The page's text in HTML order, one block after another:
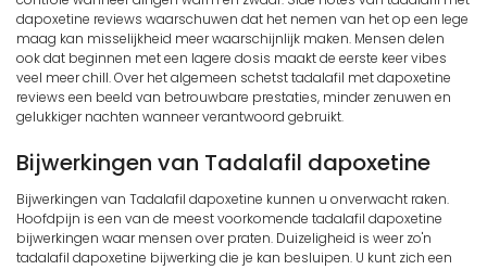
dapoxetine reviews waarschuwen dat het nemen van het op een lege
maag kan misselijkheid meer waarschijnlijk maken. Mensen delen
ook dat beginnen met een lagere dosis maakt de eerste keer vibes
veel meer chill. Over het algemeen schetst tadalafil met dapoxetine
reviews een beeld van betrouwbare prestaties, minder zenuwen en
gelukkiger nachten wanneer verantwoord gebruikt.
Bijwerkingen van Tadalafil dapoxetine
Bijwerkingen van Tadalafil dapoxetine kunnen u onverwacht raken.
Hoofdpijn is een van de meest voorkomende tadalafil dapoxetine
bijwerkingen waar mensen over praten. Duizeligheid is weer zo'n
tadalafil dapoxetine bijwerking die je kan besluipen. U kunt zich een